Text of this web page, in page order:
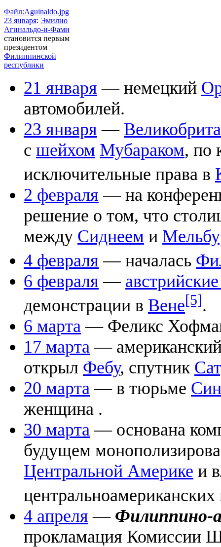
Файл:Aguinaldo.jpg
23 января: Эмилио
Агинальдо-и-Фами
становится первым
президентом
Филиппинской
республики
21 января — немецкий
автомобилей.
23 января —
с шейхом Мубараком, по
исключительные права в
2 февраля — на
решение о том, что
между Сиднеем и
4 февраля — началась
6 февраля —
демонстрации в Вене[5].
6 марта — Феликс
17 марта —
открыл Фебу, спутник
20 марта — в тюрьме
женщина .
30 марта — основана
будущем
Центральной Америке и
центральноамериканских
4 апреля — Филиппино-
прокламация Комиссии